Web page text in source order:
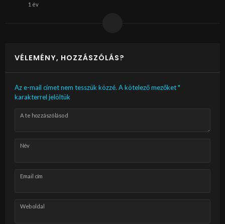
1 év
VÉLEMÉNY, HOZZÁSZÓLÁS?
Az e-mail címet nem tesszük közzé. A kötelező mezőket*
karakterrel jelöltük
A te hozzászólásod
Név
Email cím
Weboldal